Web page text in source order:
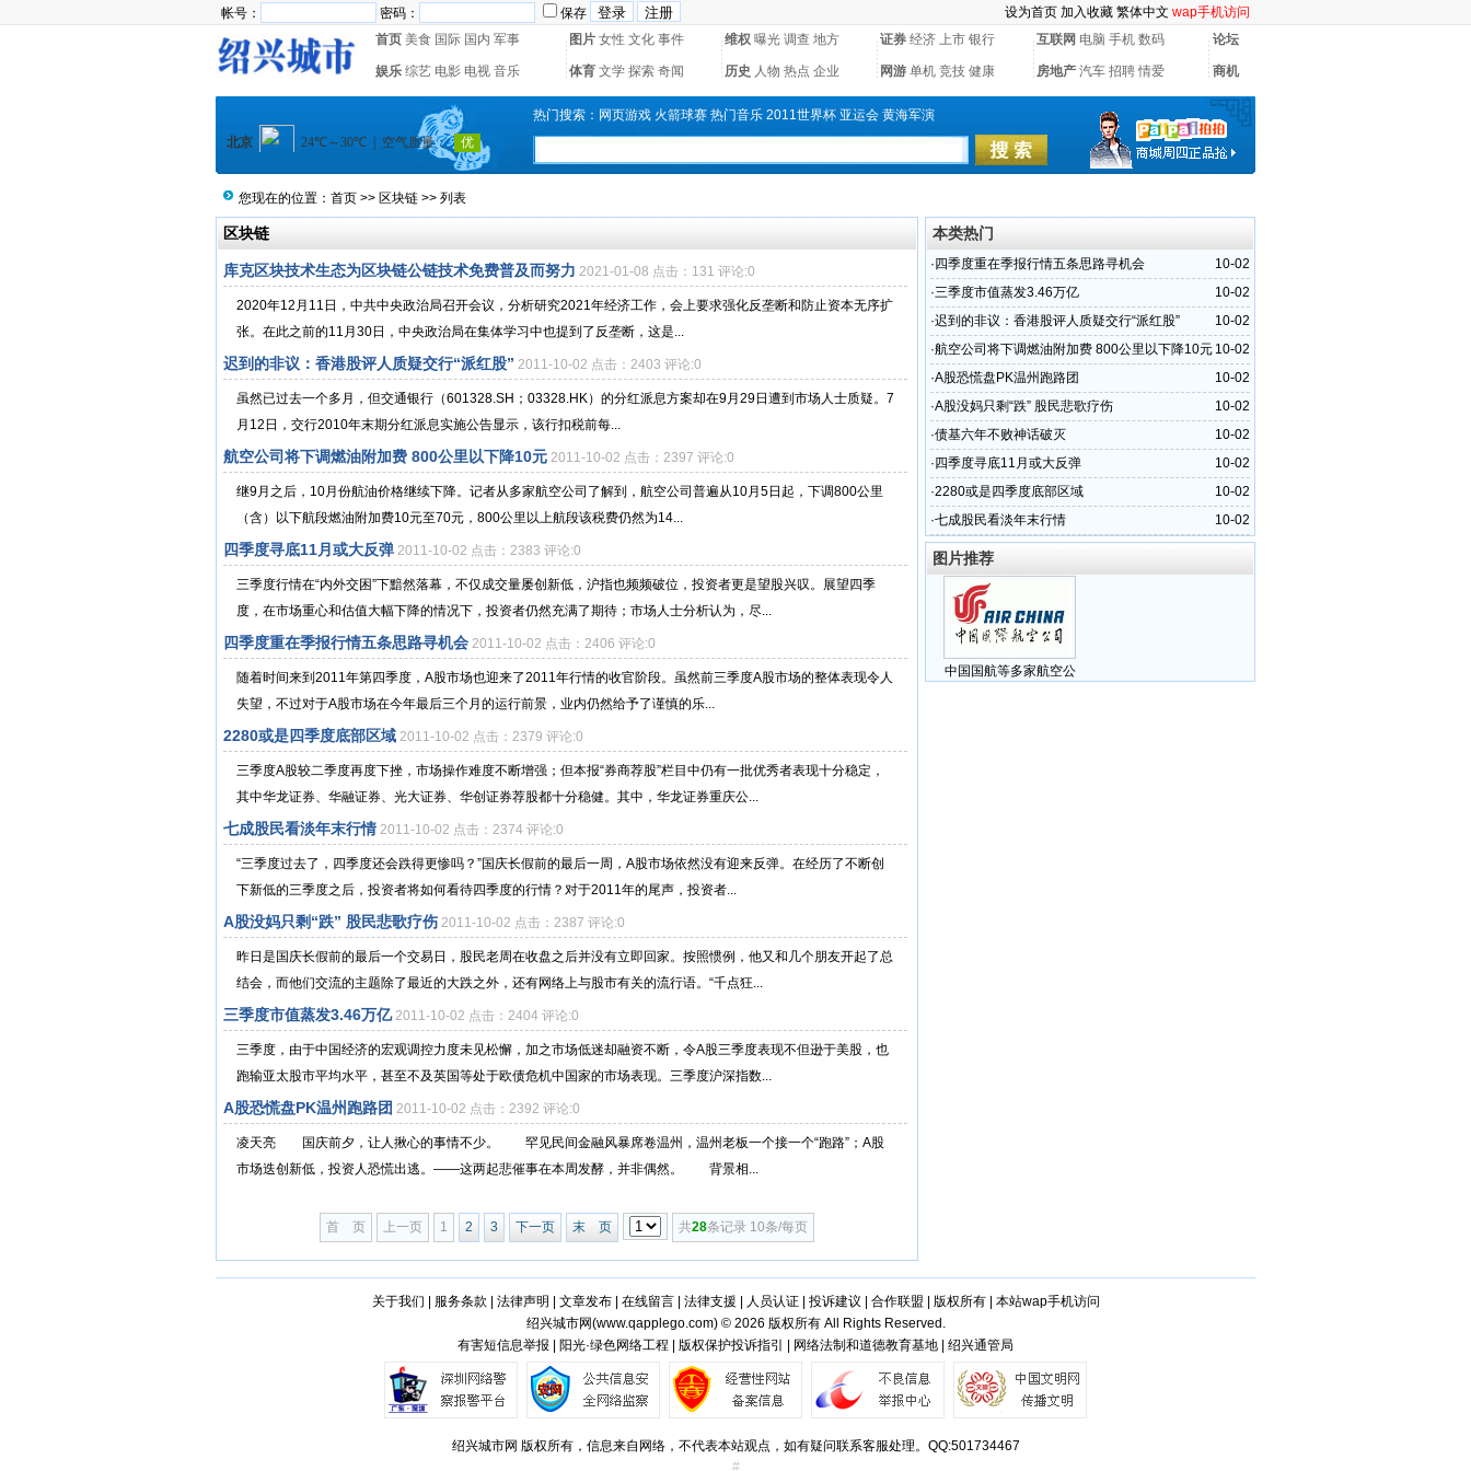
帐号： 密码： 保存 设为首页 加入收藏 繁体中文 wap手机访问
首页 美食 国际 国内 军事 图片 女性 文化 事件 维权 曝光 调查 地方 证券 经济 上市 银行 互联网 电脑 手机 数码 论坛
娱乐 综艺 电影 电视 音乐 体育 文学 探索 奇闻 历史 人物 热点 企业 网游 单机 竞技 健康 房地产 汽车 招聘 情爱 商机
热门搜索： 网页游戏 火箭球赛 热门音乐 2011世界杯 亚运会 黄海军演
您现在的位置： 首页 >> 区块链 >> 列表
区块链
库克区块技术生态为区块链公链技术免费普及而努力 2021-01-08 点击：131 评论:0
2020年12月11日，中共中央政治局召开会议，分析研究2021年经济工作，会上要求强化反垄断和防止资本无序扩
张。在此之前的11月30日，中央政治局在集体学习中也提到了反垄断，这是...
迟到的非议：香港股评人质疑交行“派红股” 2011-10-02 点击：2403 评论:0
虽然已过去一个多月，但交通银行（601328.SH；03328.HK）的分红派息方案却在9月29日遭到市场人士质疑。7
月12日，交行2010年末期分红派息实施公告显示，该行扣税前每...
航空公司将下调燃油附加费 800公里以下降10元 2011-10-02 点击：2397 评论:0
继9月之后，10月份航油价格继续下降。记者从多家航空公司了解到，航空公司普遍从10月5日起，下调800公里
（含）以下航段燃油附加费10元至70元，800公里以上航段该税费仍然为14...
四季度寻底11月或大反弹 2011-10-02 点击：2383 评论:0
三季度行情在“内外交困”下黯然落幕，不仅成交量屡创新低，沪指也频频破位，投资者更是望股兴叹。展望四季
度，在市场重心和估值大幅下降的情况下，投资者仍然充满了期待；市场人士分析认为，尽...
四季度重在季报行情五条思路寻机会 2011-10-02 点击：2406 评论:0
随着时间来到2011年第四季度，A股市场也迎来了2011年行情的收官阶段。虽然前三季度A股市场的整体表现令人
失望，不过对于A股市场在今年最后三个月的运行前景，业内仍然给予了谨慎的乐...
2280或是四季度底部区域 2011-10-02 点击：2379 评论:0
三季度A股较二季度再度下挫，市场操作难度不断增强；但本报“券商荐股”栏目中仍有一批优秀者表现十分稳定，
其中华龙证券、华融证券、光大证券、华创证券荐股都十分稳健。其中，华龙证券重庆公...
七成股民看淡年末行情 2011-10-02 点击：2374 评论:0
“三季度过去了，四季度还会跌得更惨吗？”国庆长假前的最后一周，A股市场依然没有迎来反弹。在经历了不断创
下新低的三季度之后，投资者将如何看待四季度的行情？对于2011年的尾声，投资者...
A股没妈只剩“跌” 股民悲歌疗伤 2011-10-02 点击：2387 评论:0
昨日是国庆长假前的最后一个交易日，股民老周在收盘之后并没有立即回家。按照惯例，他又和几个朋友开起了总
结会，而他们交流的主题除了最近的大跌之外，还有网络上与股市有关的流行语。“千点狂...
三季度市值蒸发3.46万亿 2011-10-02 点击：2404 评论:0
三季度，由于中国经济的宏观调控力度未见松懈，加之市场低迷却融资不断，令A股三季度表现不但逊于美股，也
跑输亚太股市平均水平，甚至不及英国等处于欧债危机中国家的市场表现。三季度沪深指数...
A股恐慌盘PK温州跑路团 2011-10-02 点击：2392 评论:0
凌天亮 国庆前夕，让人揪心的事情不少。 罕见民间金融风暴席卷温州，温州老板一个接一个“跑路”；A股
市场迭创新低，投资人恐慌出逃。——这两起悲催事在本周发酵，并非偶然。 背景相...
首 页 上一页 1 2 3 下一页 末 页 共28条记录 10条/每页
本类热门
10-02
· 四季度重在季报行情五条思路寻机会
10-02
·三季度市值蒸发3.46万亿
10-02
·迟到的非议：香港股评人质疑交行“派红股”
10-02
·航空公司将下调燃油附加费 800公里以下降10元
10-02
·A股恐慌盘PK温州跑路团
10-02
·A股没妈只剩“跌” 股民悲歌疗伤
10-02
·债基六年不败神话破灭
10-02
· 四季度寻底11月或大反弹
10-02
·2280或是四季度底部区域
10-02
·七成股民看淡年末行情
图片推荐
中国国航等多家航空公
关于我们 服务条款 法律声明 文章发布| 在线留言| 法律支援 人员认证| 投诉建议 合作联盟 版权所有| 本站wap手机访问
绍兴城市网(www.qapplego.com) © 2026 版权所有 All Rights Reserved.
有害短信息举报 | 阳光·绿色网络工程 | 版权保护投诉指引 | 网络法制和道德教育基地 | 绍兴通管局
绍兴城市网 版权所有，信息来自网络，不代表本站观点，如有疑问联系客服处理。QQ:501734467
#